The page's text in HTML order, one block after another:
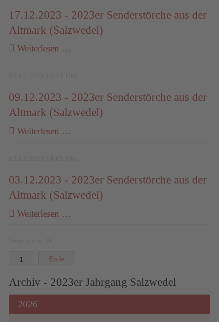
17.12.2023 - 2023er Senderstörche aus der
Altmark (Salzwedel)
Weiterlesen …
09.12.2023 - 2023er Senderstörche aus der
Altmark (Salzwedel)
Weiterlesen …
03.12.2023 - 2023er Senderstörche aus der
Altmark (Salzwedel)
Weiterlesen …
1 Ende
Archiv - 2023er Jahrgang Salzwedel
2026